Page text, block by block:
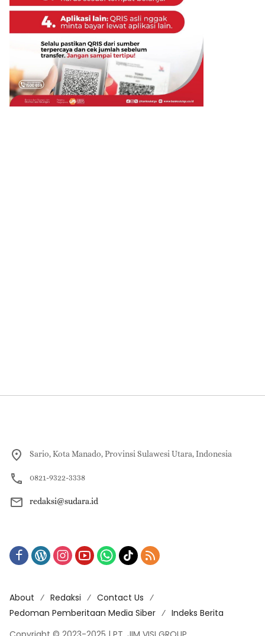
Sario, Kota Manado, Provinsi Sulawesi Utara, Indonesia
0821-9322-3338
redaksi@sudara.id
About Redaksi
Contact Us
Pedoman Pemberitaan Media Siber
Indeks Berita